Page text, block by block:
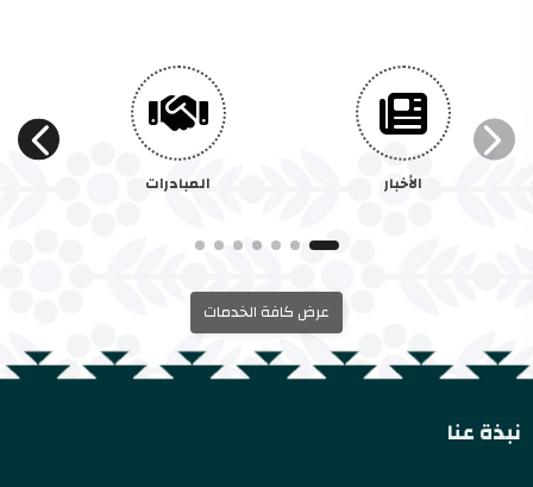
الأخبار المبادرات
عرض كافة الخدمات
نبذة عنا